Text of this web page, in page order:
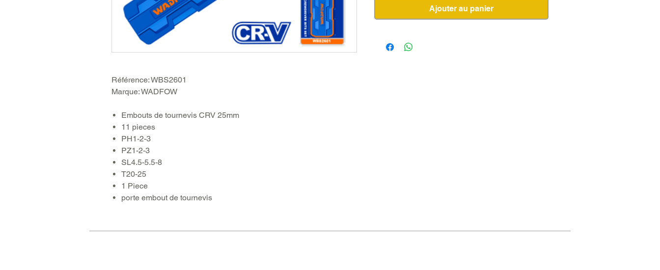
Référence: WBS2601
Marque: WADFOW
Embouts de tournevis CRV 25mm
11 pieces
PH1-2-3
PZ1-2-3
SL4.5-5.5-8
T20-25
1 Piece
porte embout de tournevis
Ajouter au panier